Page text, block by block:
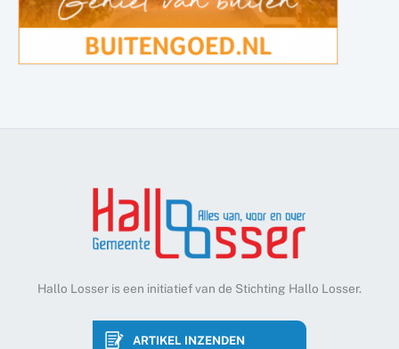
Hallo Losser is een initiatief van de Stichting Hallo Losser.
ARTIKEL INZENDEN